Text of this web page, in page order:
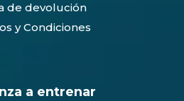
de devolución
y Condiciones
a entrenar